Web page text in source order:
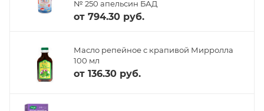
№ 250 апельсин БАД
от 794.30 руб.
Масло репейное с крапивой Мирролла
100 мл
от 136.30 руб.